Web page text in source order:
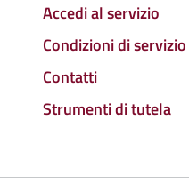
Accedi al servizio
Condizioni di servizio
Contatti
Strumenti di tutela